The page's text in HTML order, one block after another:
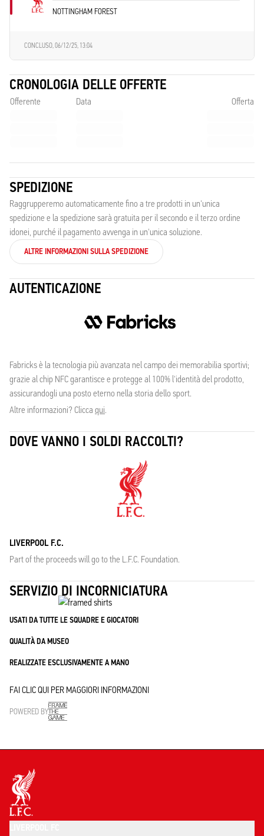
NOTTINGHAM FOREST
CONCLUSO,06/12/25, 13:04
CRONOLOGIA DELLE OFFERTE
Offerente Data Offerta
SPEDIZIONE
Raggrupperemo automaticamente fino a tre prodotti in un'unica
spedizione e la spedizione sarà gratuita per il secondo e il terzo ordine
idonei, purché il pagamento avvenga in un'unica soluzione.
ALTRE INFORMAZIONI SULLA SPEDIZIONE
AUTENTICAZIONE
Fabricks è la tecnologia più avanzata nel campo dei memorabilia sportivi;
grazie al chip NFC garantisce e protegge al 100% l'identità del prodotto,
assicurandogli una posto eterno nella storia dello sport.
Altre informazioni? Clicca qui.
DOVE VANNO I SOLDI RACCOLTI?
LIVERPOOL F.C.
Part of the proceeds will go to the L.F.C. Foundation.
SERVIZIO DI INCORNICIATURA
USATI DA TUTTE LE SQUADRE E GIOCATORI
QUALITÀ DA MUSEO
REALIZZATE ESCLUSIVAMENTE A MANO
FAI CLIC QUI PER MAGGIORI INFORMAZIONI
POWERED BY